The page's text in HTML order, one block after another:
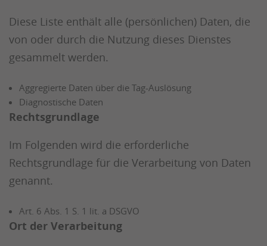
Diese Liste enthält alle (persönlichen) Daten, die
von oder durch die Nutzung dieses Dienstes
gesammelt werden.
Aggregierte Daten über die Tag-Auslösung
Diagnostische Daten
Rechtsgrundlage
Im Folgenden wird die erforderliche
Rechtsgrundlage für die Verarbeitung von Daten
genannt.
Art. 6 Abs. 1 S. 1 lit. a DSGVO
Ort der Verarbeitung